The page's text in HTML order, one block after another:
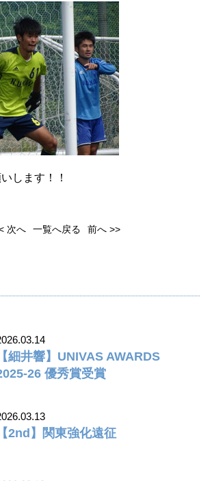
します！！
次へ 一覧へ戻る 前へ >>
【細井響】UNIVAS AWARDS
26 優秀賞受賞
【2nd】関東強化遠征